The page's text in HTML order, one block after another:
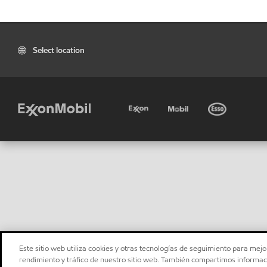
Select location
Este sitio web utiliza cookies y otras tecnologías de seguimiento para
rendimiento y tráfico de nuestro sitio web. También compartimos